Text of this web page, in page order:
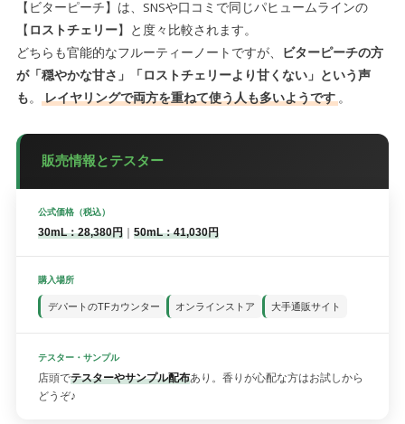
【ビターピーチ】は、SNSや口コミで同じパヒュームラインの
【 ロストチェリー】と度々比較されます。
どちらも官能的なフルーティーノートですが、
ビターピーチの方
が「穏やかな甘さ」「ロストチェリーより甘くない」という声
も。 レイヤリングで両方を重ねて使う人も多いようです。
販売情報とテスター
公式価格（税込）
30mL：28,380円 ｜50mL：41,030円
購入場所
デパートのTFカウンター オンラインストア 大手通販サイト
テスター・サンプル
店頭でテスターやサンプル配布あり。香りが心配な方はお試しから
どうぞ♪